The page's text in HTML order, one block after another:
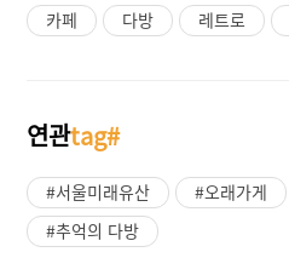
카페 다방 레트로
연관tag#
#서울미래유산 #오래가게
#추억의 다방